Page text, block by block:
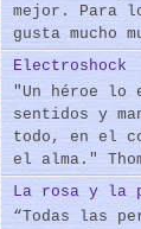
mejor. Para
gusta mucho
Electroshock
"Un héroe lo
sentidos y
todo, en el
el alma."
La rosa y la
“Todas las